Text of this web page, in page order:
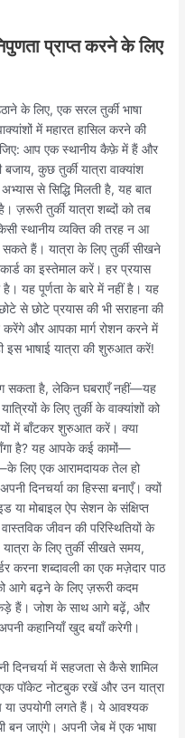
प्राप्त करने के लिए
के लिए, एक सरल तुर्की भाषा
में महारत हासिल करने की
आप एक स्थानीय कैफ़े में हैं और
कुछ तुर्की यात्रा वाक्यांश
से सिद्धि मिलती है, यह बात
ज़रूरी तुर्की यात्रा शब्दों को तब
स्थानीय व्यक्ति की तरह न आ
हैं। यात्रा के लिए तुर्की सीखने
का इस्तेमाल करें। हर प्रयास
यह पूर्णता के बारे में नहीं है। यह
से छोटे प्रयास की भी सराहना की
और आपका मार्ग रोशन करने में
भाषाई यात्रा की शुरुआत करें!
सकता है, लेकिन घबराएँ नहीं—यह
के लिए तुर्की के वाक्यांशों को
में बाँटकर शुरुआत करें। क्या
है? यह आपके कई कामों—
लिए एक आरामदायक तेल हो
दिनचर्या का हिस्सा बनाएँ। क्यों
या मोबाइल ऐप सेशन के संक्षिप्त
जीवन की परिस्थितियों के
के लिए तुर्की सीखते समय,
करना शब्दावली का एक मज़ेदार पाठ
आगे बढ़ने के लिए ज़रूरी कदम
हैं। जोश के साथ आगे बढ़ें, और
कहानियाँ खुद बयाँ करेगी।
दिनचर्या में सहजता से कैसे शामिल
पॉकेट नोटबुक रखें और उन यात्रा
या उपयोगी लगते हैं। ये आवश्यक
बन जाएंगे। अपनी जेब में एक भाषा